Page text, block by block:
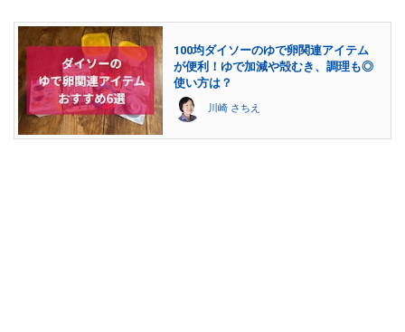
100均ダイソーのゆで卵関連アイテム
が便利！ゆで加減や殻むき、調理も◎
使い方は？
川崎 さちえ